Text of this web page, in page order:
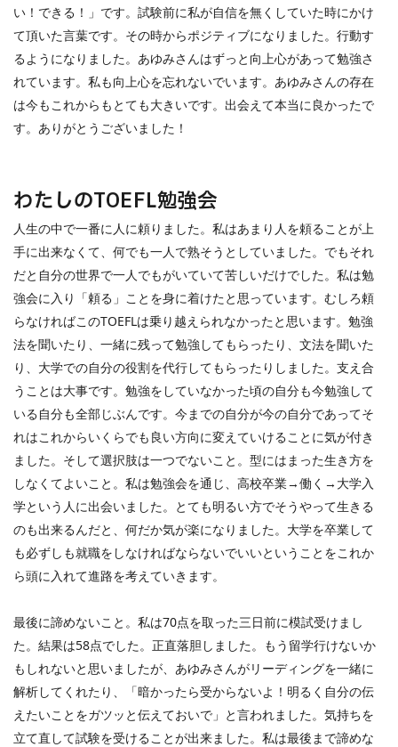
い！できる！」です。試験前に私が自信を無くしていた時にかけ
て頂いた言葉です。その時からポジティブになりました。行動す
るようになりました。あゆみさんはずっと向上心があって勉強さ
れています。私も向上心を忘れないでいます。あゆみさんの存在
は今もこれからもとても大きいです。出会えて本当に良かったで
す。ありがとうございました！
わたしのTOEFL勉強会
人生の中で一番に人に頼りました。私はあまり人を頼ることが上
手に出来なくて、何でも一人で熟そうとしていました。でもそれ
だと自分の世界で一人でもがいていて苦しいだけでした。私は勉
強会に入り「頼る」ことを身に着けたと思っています。むしろ頼
らなければこのTOEFLは乗り越えられなかったと思います。勉強
法を聞いたり、一緒に残って勉強してもらったり、文法を聞いた
り、大学での自分の役割を代行してもらったりしました。支え合
うことは大事です。勉強をしていなかった頃の自分も今勉強して
いる自分も全部じぶんです。今までの自分が今の自分であってそ
れはこれからいくらでも良い方向に変えていけることに気が付き
ました。そして選択肢は一つでないこと。型にはまった生き方を
しなくてよいこと。私は勉強会を通じ、高校卒業→働く→大学入
学という人に出会いました。とても明るい方でそうやって生きる
のも出来るんだと、何だか気が楽になりました。大学を卒業して
も必ずしも就職をしなければならないでいいということをこれか
ら頭に入れて進路を考えていきます。
最後に諦めないこと。私は70点を取った三日前に模試受けまし
た。結果は58点でした。正直落胆しました。もう留学行けないか
もしれないと思いましたが、あゆみさんがリーディングを一緒に
解析してくれたり、「暗かったら受からないよ！明るく自分の伝
えたいことをガツッと伝えておいで」と言われました。気持ちを
立て直して試験を受けることが出来ました。私は最後まで諦めな